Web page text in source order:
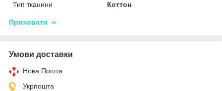
Тип тканини
Коттон
Приховати
Умови доставки
Нова Пошта
Укрпошта